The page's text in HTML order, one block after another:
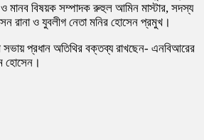
ও মানব বিষয়ক সম্পাদক রুহুল আমিন মাস্টার, সদস্য
রানা ও যুবলীগ নেতা মনির হোসেন প্রমুখ।
সভায় প্রধান অতিথির বক্তব্য রাখছেন- এনবিআরের
হোসেন।